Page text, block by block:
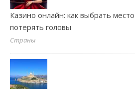
Казино онлайн: как выбрать
потерять головы
Страны